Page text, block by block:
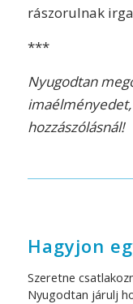
rászorulnak
***
Nyugodtan
hozzászólásnál!
Hagyjon
Szeretne
Nyugodtan járulj